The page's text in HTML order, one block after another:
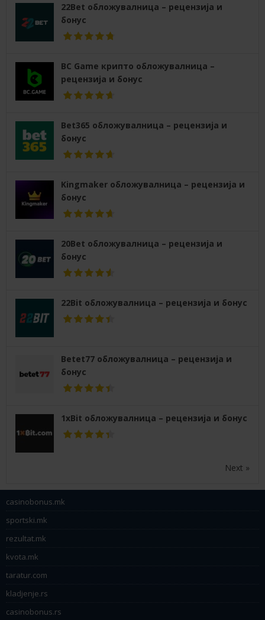
22Bet обложувалница – рецензија и
бонус
BC Game крипто обложувалница –
рецензија и бонус
Bet365 обложувалница – рецензија и
бонус
Kingmaker обложувалница – рецензија и
бонус
20Bet обложувалница – рецензија и
бонус
22Bit обложувалница – рецензија и бонус
Betet77 обложувалница – рецензија и
бонус
1xBit обложувалница – рецензија и бонус
Next »
casinobonus.mk
sportski.mk
rezultat.mk
kvota.mk
taratur.com
kladjenje.rs
casinobonus.rs